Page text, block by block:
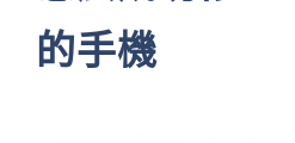
的手機